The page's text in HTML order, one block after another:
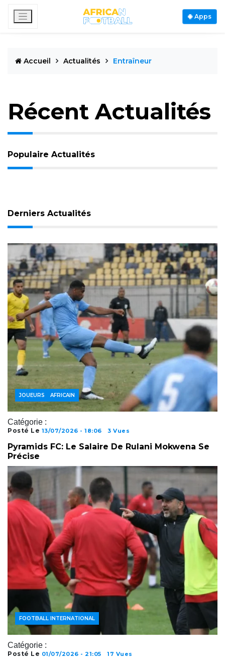
Apps
Accueil Actualités Entraîneur
Récent Actualités
Populaire Actualités
Derniers Actualités
Catégorie :
FOOTBALL AFRICAIN
JOUEURS
Posté Le 13/07/2026 - 18:06 3 Vues
Pyramids FC: Le Salaire De Rulani Mokwena Se
Précise
Catégorie :
ACTUALITÉS FOOTBALL
FOOTBALL AFRICAIN
FOOTBALL INTERNATIONAL
Posté Le 01/07/2026 - 21:05 17 Vues